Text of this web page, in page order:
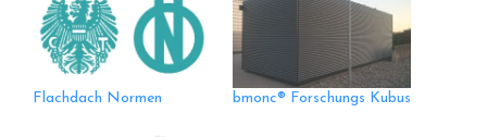
Flachdach Normen bmonc® Forschungs Kubus